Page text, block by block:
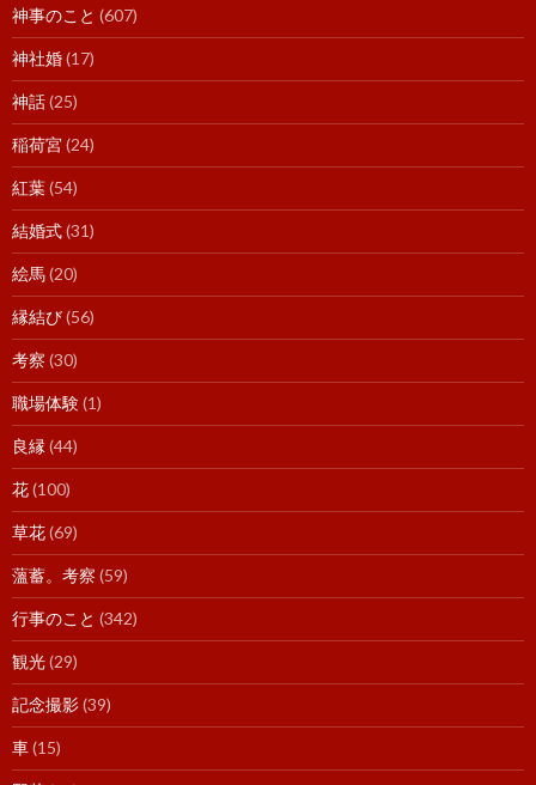
神事のこと (607)
神社婚(17)
神話(25)
稲荷宮(24)
紅葉(54)
結婚式(31)
絵馬(20)
縁結び(56)
考察 (30)
職場体験(1)
良縁 (44)
花(100)
草花(69)
薀蓄。考察 (59)
行事のこと (342)
観光(29)
記念撮影(39)
車(15)